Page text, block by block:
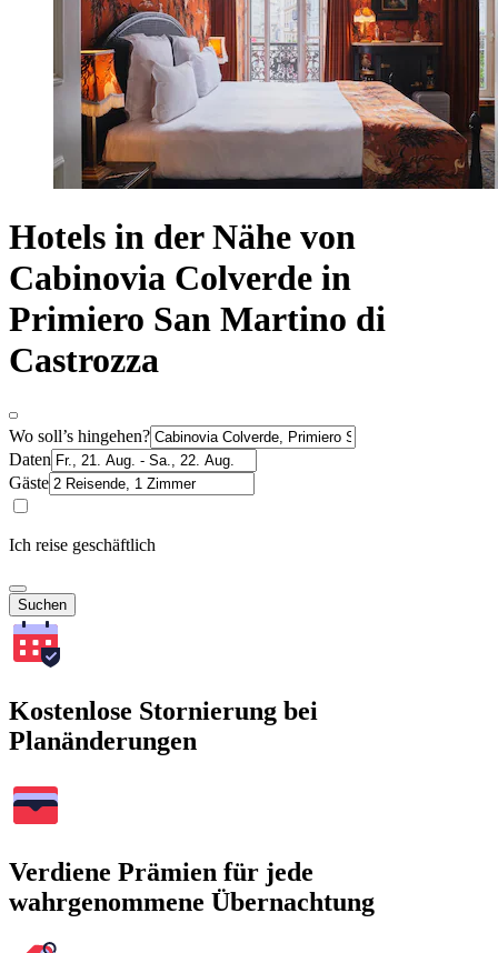
Hotels in der Nähe von
Cabinovia Colverde in
Primiero San Martino di
Castrozza
Wo soll’s hingehen?
Daten
Gäste
Ich reise geschäftlich
Suchen
Kostenlose Stornierung bei
Planänderungen
Verdiene Prämien für jede
wahrgenommene Übernachtung